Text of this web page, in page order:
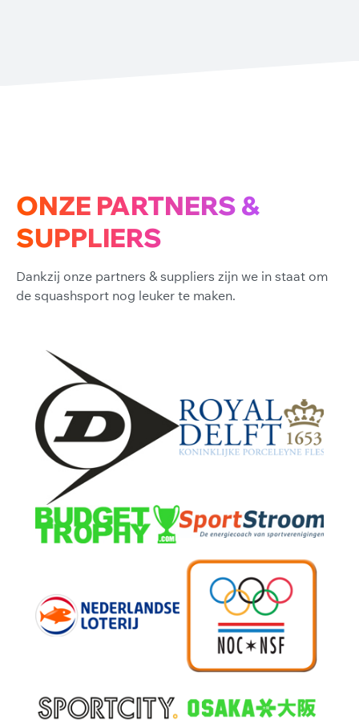
ONZE PARTNERS &
SUPPLIERS
Dankzij onze partners & suppliers zijn we in staat om
de squashsport nog leuker te maken.